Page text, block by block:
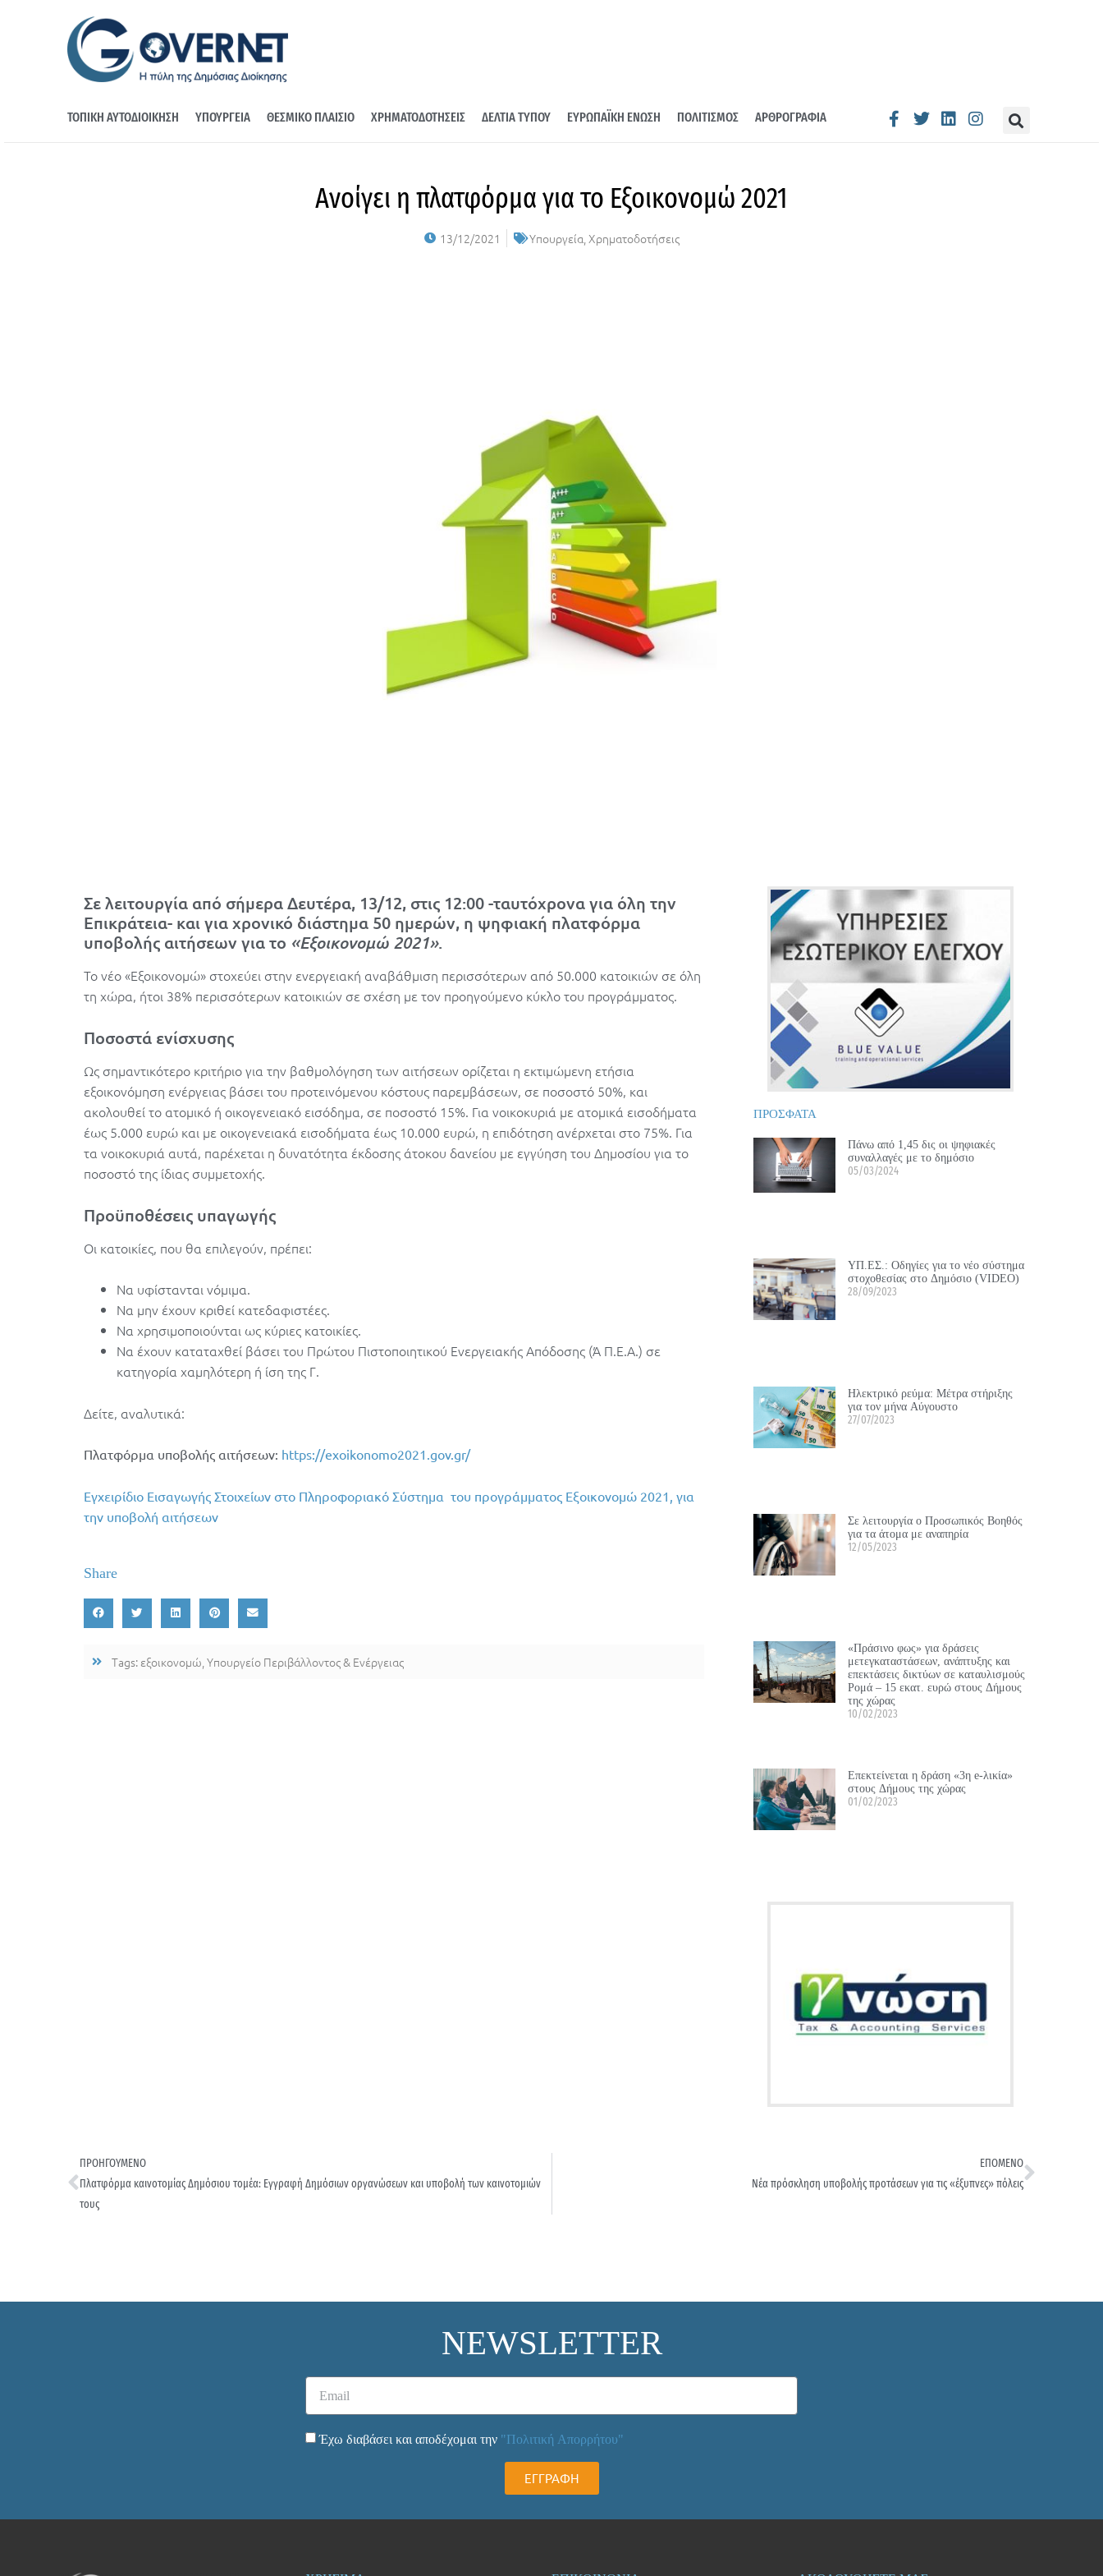
ΤΟΠΙΚΗ ΑΥΤΟΔΙΟΙΚΗΣΗ ΥΠΟΥΡΓΕΙΑ ΘΕΣΜΙΚΟ ΠΛΑΙΣΙΟ ΧΡΗΜΑΤΟΔΟΤΗΣΕΙΣ ΔΕΛΤΙΑ ΤΥΠΟΥ ΕΥΡΩΠΑΪΚΗ ΕΝΩΣΗ ΠΟΛΙΤΙΣΜΟΣ ΑΡΘΡΟΓΡΑΦΙΑ
Ανοίγει η πλατφόρμα για το Εξοικονομώ 2021
13/12/2021 Υπουργεία,Χρηματοδοτήσεις
Σε λειτουργία από σήμερα Δευτέρα, 13/12, στις 12:00 -ταυτόχρονα για όλη την
Επικράτεια- και για χρονικό διάστημα 50 ημερών, η ψηφιακή πλατφόρμα
υποβολής αιτήσεων για το «Εξοικονομώ 2021».
Το νέο «Εξοικονομώ» στοχεύει στην ενεργειακή αναβάθμιση περισσότερων από 50.000 κατοικιών σε όλη
τη χώρα, ήτοι 38% περισσότερων κατοικιών σε σχέση με τον προηγούμενο κύκλο του προγράμματος.
Ποσοστά ενίσχυσης
Ως σημαντικότερο κριτήριο για την βαθμολόγηση των αιτήσεων ορίζεται η εκτιμώμενη ετήσια
εξοικονόμηση ενέργειας βάσει του προτεινόμενου κόστους παρεμβάσεων, σε ποσοστό 50%, και
ακολουθεί το ατομικό ή οικογενειακό εισόδημα, σε ποσοστό 15%. Για νοικοκυριά με ατομικά εισοδήματα
έως 5.000 ευρώ και με οικογενειακά εισοδήματα έως 10.000 ευρώ, η επιδότηση ανέρχεται στο 75%. Για
τα νοικοκυριά αυτά, παρέχεται η δυνατότητα έκδοσης άτοκου δανείου με εγγύηση του Δημοσίου για το
ποσοστό της ίδιας συμμετοχής.
Προϋποθέσεις υπαγωγής
Οι κατοικίες, που θα επιλεγούν, πρέπει:
Να υφίστανται νόμιμα.
Να μην έχουν κριθεί κατεδαφιστέες.
Να χρησιμοποιούνται ως κύριες κατοικίες.
Να έχουν καταταχθεί βάσει του Πρώτου Πιστοποιητικού Ενεργειακής Απόδοσης (Ά Π.Ε.Α.) σε
κατηγορία χαμηλότερη ή ίση της Γ.
Δείτε, αναλυτικά:
Πλατφόρμα υποβολής αιτήσεων: https://exoikonomo2021.gov.gr/
Εγχειρίδιο Εισαγωγής Στοιχείων στο Πληροφοριακό Σύστημα του προγράμματος Εξοικονομώ 2021, για
την υποβολή αιτήσεων
Share
Tags: εξοικονομώ Υπουργείο Περιβάλλοντος & Ενέργειας
ΠΡΟΣΦΑΤΑ
Πάνω από 1,45 δις οι ψηφιακές
συναλλαγές με το δημόσιο
05/03/2024
ΥΠ.ΕΣ.: Οδηγίες για το νέο σύστημα
στοχοθεσίας στο Δημόσιο (VIDEO)
28/09/2023
Ηλεκτρικό ρεύμα: Μέτρα στήριξης
για τον μήνα Αύγουστο
27/07/2023
Σε λειτουργία ο Προσωπικός Βοηθός
για τα άτομα με αναπηρία
12/05/2023
«Πράσινο φως» για δράσεις
μετεγκαταστάσεων, ανάπτυξης και
επεκτάσεις δικτύων σε καταυλισμούς
Ρομά – 15 εκατ. ευρώ στους Δήμους
της χώρας
10/02/2023
Επεκτείνεται η δράση «3η e-λικία»
στους Δήμους της χώρας
01/02/2023
ΠΡΟΗΓΟΥΜΕΝΟ
Πλατφόρμα καινοτομίας Δημόσιου τομέα: Εγγραφή Δημόσιων οργανώσεων και υποβολή των καινοτομιών
τους
ΕΠΟΜΕΝΟ
Νέα πρόσκληση υποβολής προτάσεων για τις «έξυπνες» πόλεις
NEWSLETTER
Έχω διαβάσει και αποδέχομαι την "Πολιτική Απορρήτου"
ΕΓΓΡΑΦΗ